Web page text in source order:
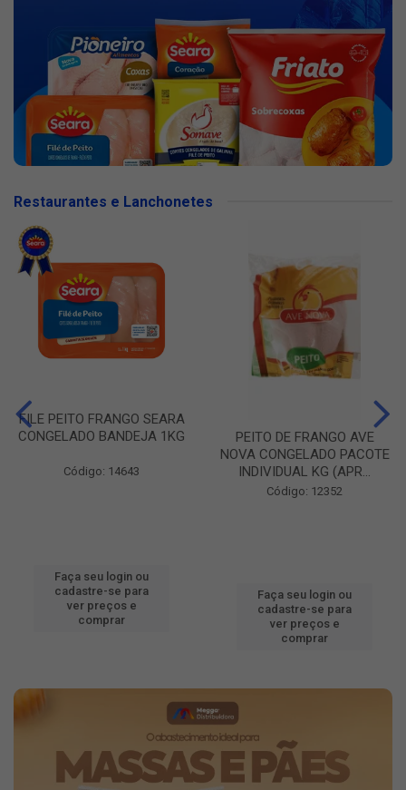
Restaurantes e Lanchonetes
FILE PEITO FRANGO SEARA
CONGELADO BANDEJA 1KG
Código: 14643
Faça seu login ou
cadastre-se para
ver preços e
comprar
PEITO DE FRANGO AVE
NOVA CONGELADO PACOTE
INDIVIDUAL KG (APR...
Código: 12352
Faça seu login ou
cadastre-se para
ver preços e
comprar